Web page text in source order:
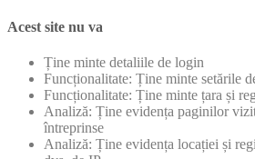
Acest site nu va
Ține minte detaliile de login
Funcționalitate: Ține minte setările
Funcționalitate: Ține minte țara și
Analiză: Ține evidența paginilor
întreprinse
Analiză: Ține evidența locației și